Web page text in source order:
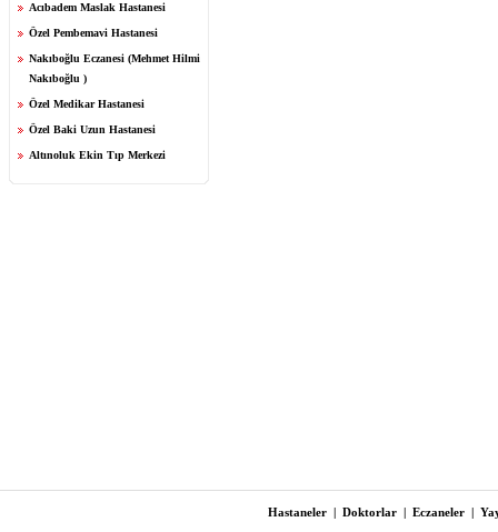
Acıbadem Maslak Hastanesi
Özel Pembemavi Hastanesi
Nakıboğlu Eczanesi (Mehmet Hilmi
Nakıboğlu )
Özel Medikar Hastanesi
Özel Baki Uzun Hastanesi
Altınoluk Ekin Tıp Merkezi
Hastaneler | Doktorlar | Eczaneler |